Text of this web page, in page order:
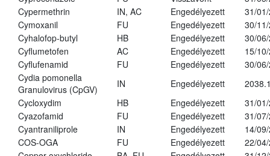
Cypermethrin
IN, AC Engedélyezett
31/
Cymoxanil
FU Engedélyezett
30/
Cyhalofop-butyl
HB Engedélyezett
30/
Cyflumetofen
AC Engedélyezett
15/
Cyflufenamid
FU Engedélyezett
30/
Cydia pomonella
Granulovirus (CpGV)
IN Engedélyezett
Cycloxydim
HB Engedélyezett
31/
Cyazofamid
FU Engedélyezett
31/
Cyantraniliprole
IN Engedélyezett
14/
COS-OGA
FU Engedélyezett
22/